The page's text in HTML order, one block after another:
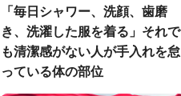
「毎日シャワー、洗顔、歯磨
き、洗濯した服を着る」それで
も清潔感がない人が手入れを怠
っている体の部位